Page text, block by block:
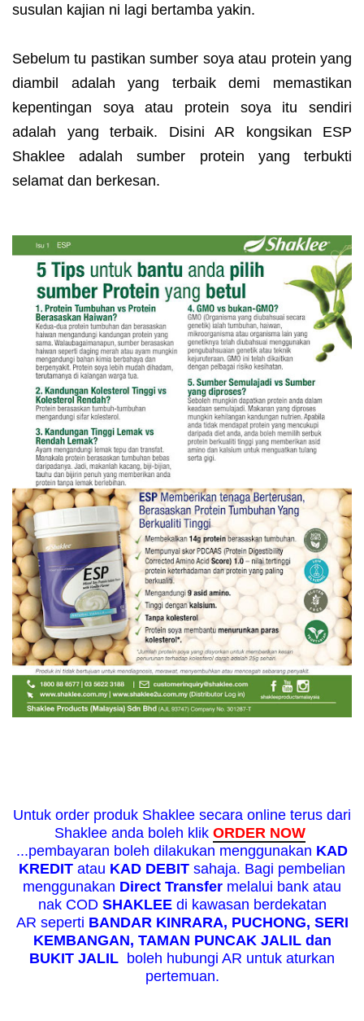
susulan kajian ni lagi bertamba yakin.
Sebelum tu pastikan sumber soya atau protein yang
diambil adalah yang terbaik demi memastikan
kepentingan soya atau protein soya itu sendiri
adalah yang terbaik. Disini AR kongsikan ESP
Shaklee adalah sumber protein yang terbukti
selamat dan berkesan.
Untuk order produk Shaklee secara online terus dari
Shaklee anda boleh klik ORDER NOW
...pembayaran boleh dilakukan menggunakan KAD
KREDIT atau KAD DEBIT sahaja. Bagi pembelian
menggunakan Direct Transfer melalui bank atau
nak COD SHAKLEEdi kawasan berdekatan
AR seperti BANDAR KINRARA, PUCHONG, SERI
KEMBANGAN, TAMAN PUNCAK JALIL dan
BUKIT JALIL boleh hubungi AR untuk aturkan
pertemuan.